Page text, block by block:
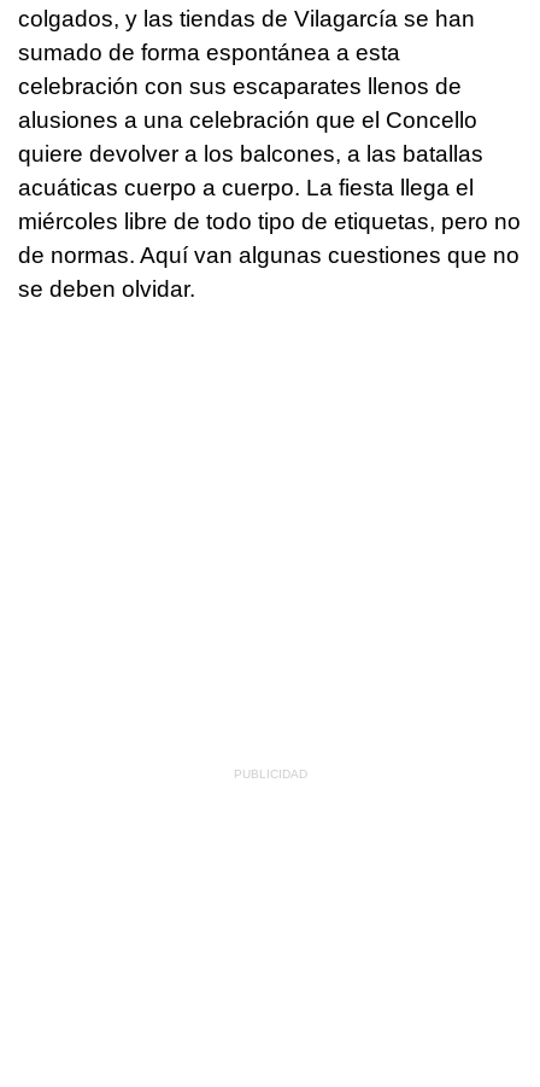
colgados, y las tiendas de Vilagarcía se han
sumado de forma espontánea a esta
celebración con sus escaparates llenos de
alusiones a una celebración que el Concello
quiere devolver a los balcones, a las batallas
acuáticas cuerpo a cuerpo. La fiesta llega el
miércoles libre de todo tipo de etiquetas, pero no
de normas. Aquí van algunas cuestiones que no
se deben olvidar.